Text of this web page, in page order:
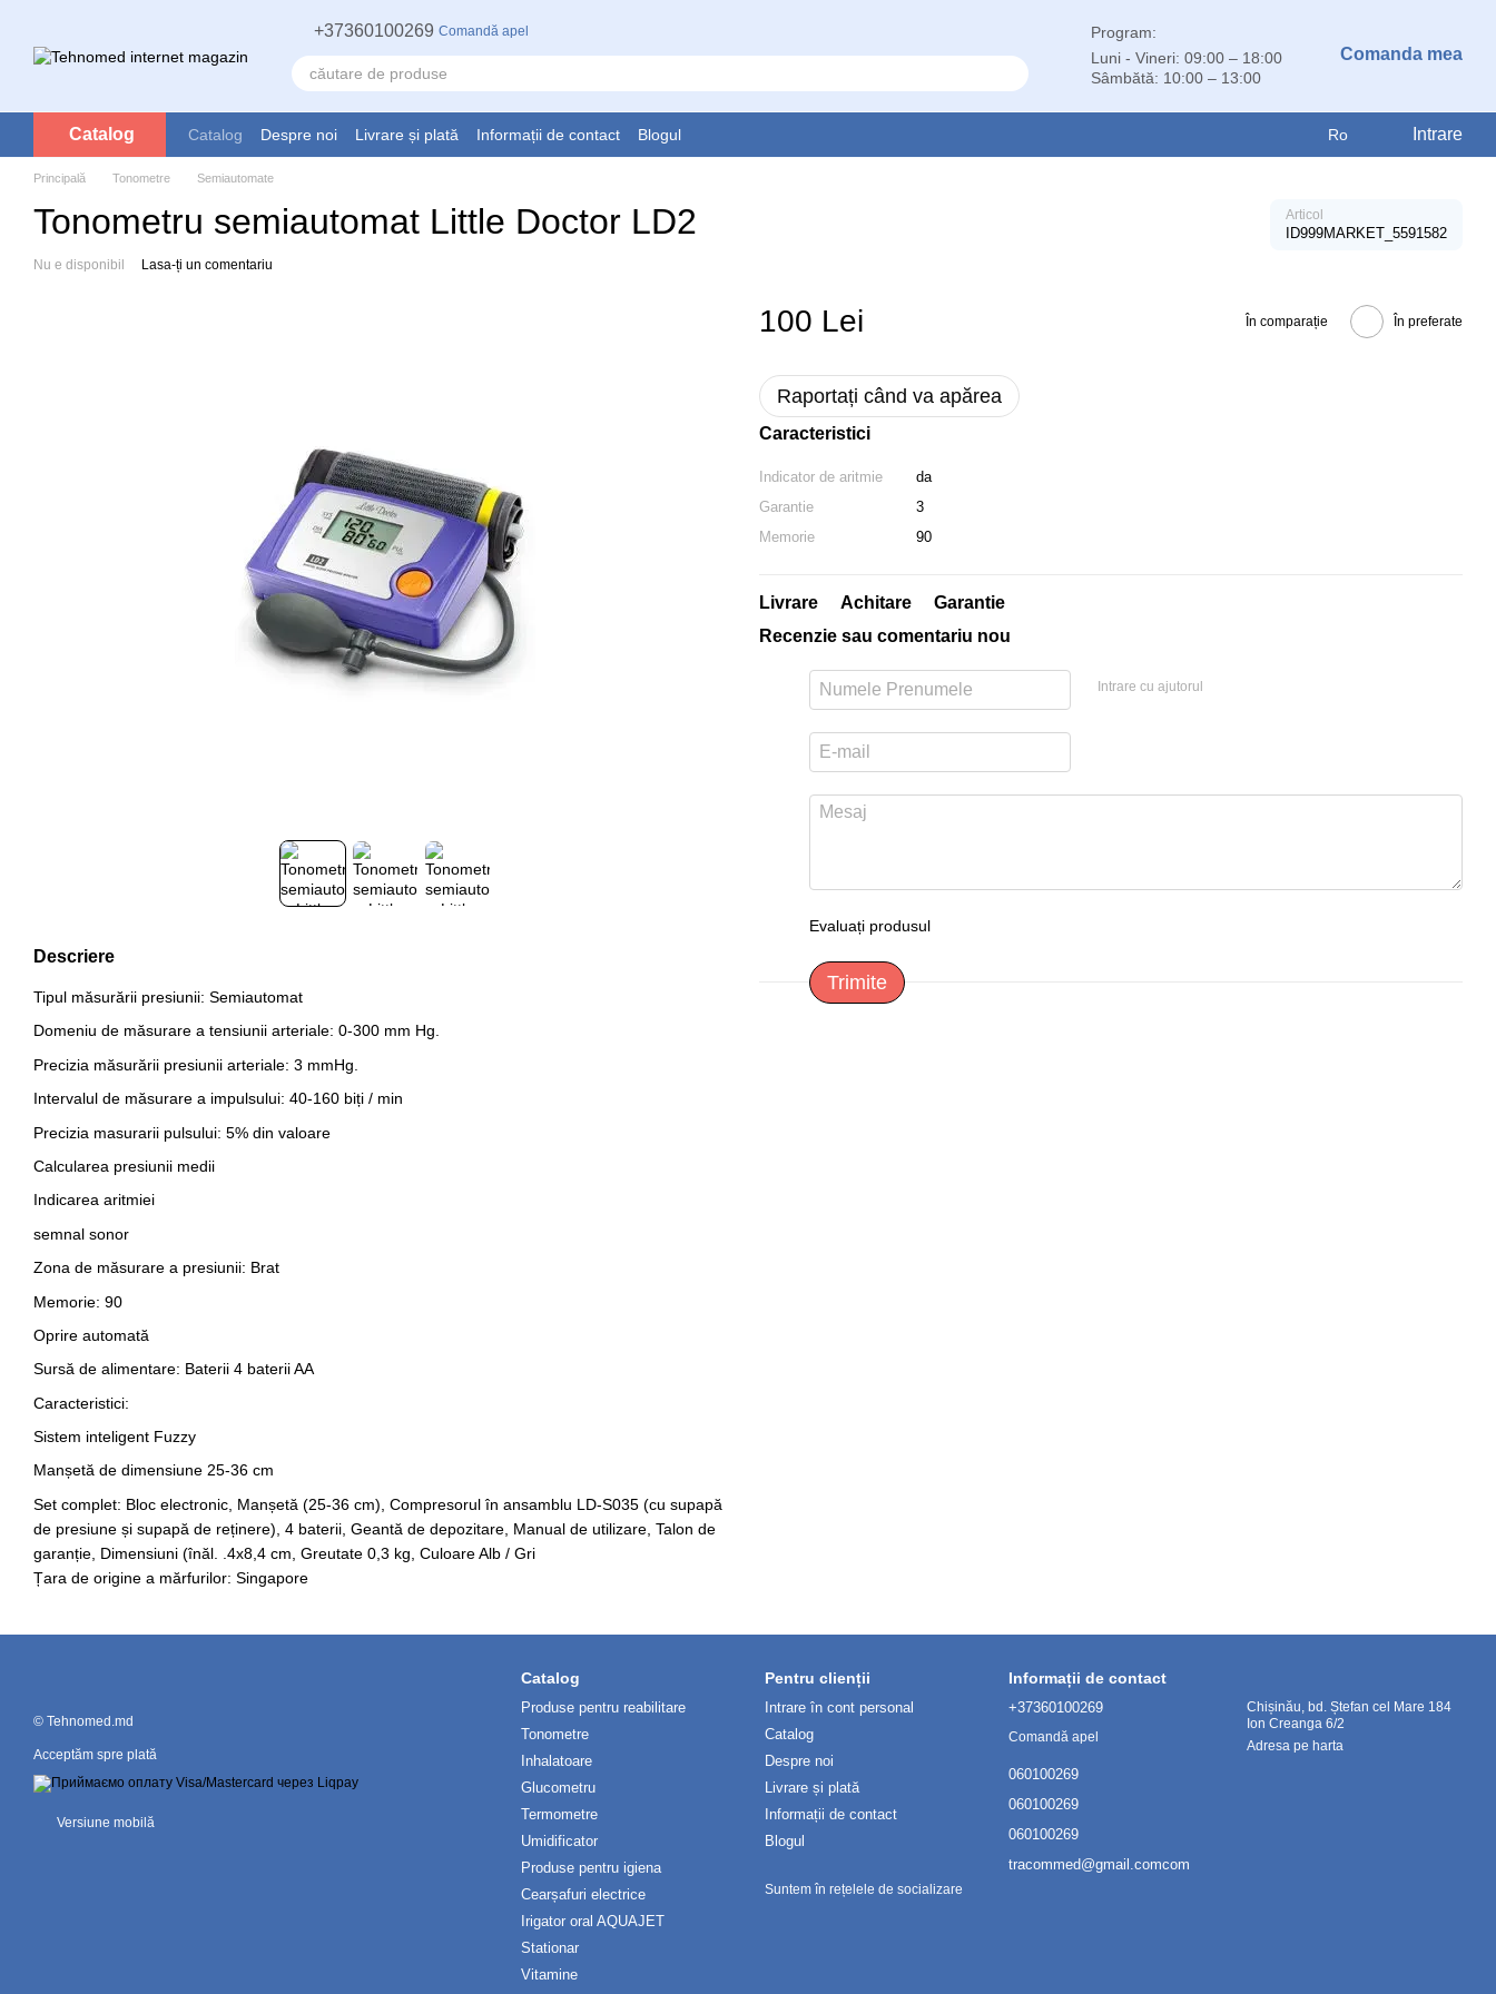
+37360100269 Comandă apel
Program:
Luni - Vineri: 09:00 – 18:00
Sâmbătă: 10:00 – 13:00
Comanda mea
Catalog Catalog Despre noi Livrare și plată Informații de contact Blogul Ro Intrare
Principală Tonometre Semiautomate
Tonometru semiautomat Little Doctor LD2 Articol
ID999MARKET_5591582
Nu e disponibil Lasa-ți un comentariu
Descriere
Tipul măsurării presiunii: Semiautomat
Domeniu de măsurare a tensiunii arteriale: 0-300 mm Hg.
Precizia măsurării presiunii arteriale: 3 mmHg.
Intervalul de măsurare a impulsului: 40-160 biți / min
Precizia masurarii pulsului: 5% din valoare
Calcularea presiunii medii
Indicarea aritmiei
semnal sonor
Zona de măsurare a presiunii: Brat
Memorie: 90
Oprire automată
Sursă de alimentare: Baterii 4 baterii AA
Caracteristici:
Sistem inteligent Fuzzy
Manșetă de dimensiune 25-36 cm
Set complet: Bloc electronic, Manșetă (25-36 cm), Compresorul în ansamblu LD-S035 (cu supapă
de presiune și supapă de reținere), 4 baterii, Geantă de depozitare, Manual de utilizare, Talon de
garanție, Dimensiuni (înăl. .4x8,4 cm, Greutate 0,3 kg, Culoare Alb / Gri
Țara de origine a mărfurilor: Singapore
100 Lei În comparație În preferate
Raportați când va apărea
Caracteristici
Indicator de aritmie
da
Garantie
3
Memorie
90
Livrare Achitare
Garantie
Recenzie sau comentariu nou
Intrare cu ajutorul
Evaluați produsul
Trimite
© Tehnomed.md
Acceptăm spre plată
Versiune mobilă
Catalog
Produse pentru reabilitare
Tonometre
Inhalatoare
Glucometru
Termometre
Umidificator
Produse pentru igiena
Cearșafuri electrice
Irigator oral AQUAJET
Stationar
Vitamine
Pentru clienții
Intrare în cont personal
Catalog
Despre noi
Livrare și plată
Informații de contact
Blogul
Suntem în rețelele de socializare
Informații de contact
+37360100269
Comandă apel
060100269
060100269
060100269
tracommed@gmail.comcom
Chișinău, bd. Ștefan cel Mare 184
Ion Creanga 6/2
Adresa pe harta